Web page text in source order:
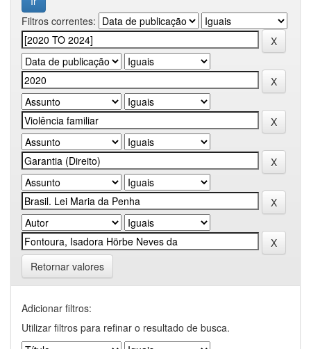
Filtros correntes:
Retornar valores
Adicionar filtros:
Utilizar filtros para refinar o resultado de busca.